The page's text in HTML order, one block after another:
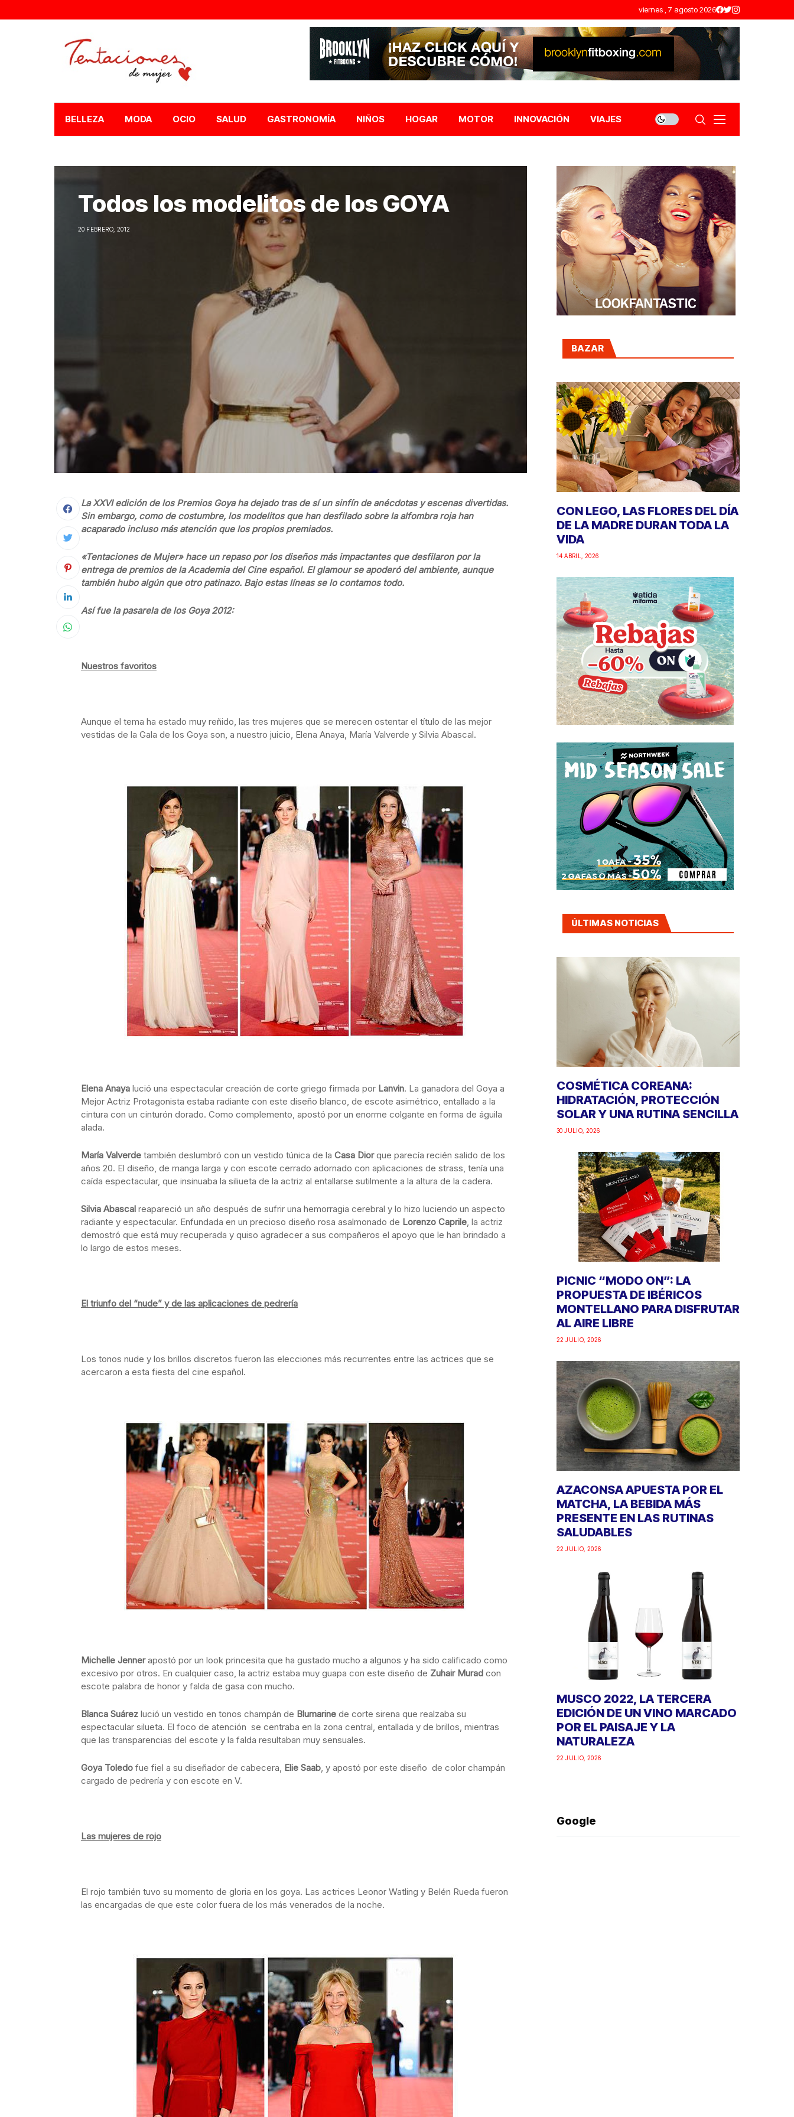
viernes , 7 agosto 2026
BELLEZA MODA OCIO SALUD GASTRONOMÍA NIÑOS HOGAR MOTOR INNOVACIÓN VIAJES
Todos los modelitos de los GOYA
20 FEBRERO, 2012
La XXVI edición de los Premios Goya ha dejado tras de sí un sinfín de anécdotas y escenas divertidas.
Sin embargo, como de costumbre, los modelitos que han desfilado sobre la alfombra roja han
acaparado incluso más atención que los propios premiados.
«Tentaciones de Mujer» hace un repaso por los diseños más impactantes que desfilaron por la
entrega de premios de la Academia del Cine español. El glamour se apoderó del ambiente, aunque
también hubo algún que otro patinazo. Bajo estas líneas se lo contamos todo.
Así fue la pasarela de los Goya 2012:
Nuestros favoritos
Aunque el tema ha estado muy reñido, las tres mujeres que se merecen ostentar el título de las mejor
vestidas de la Gala de los Goya son, a nuestro juicio, Elena Anaya, María Valverde y Silvia Abascal.
Elena Anaya lució una espectacular creación de corte griego firmada por Lanvin. La ganadora del Goya a
Mejor Actriz Protagonista estaba radiante con este diseño blanco, de escote asimétrico, entallado a la
cintura con un cinturón dorado. Como complemento, apostó por un enorme colgante en forma de águila
alada.
María Valverde también deslumbró con un vestido túnica de la Casa Diorque parecía recién salido de los
años 20. El diseño, de manga larga y con escote cerrado adornado con aplicaciones de strass, tenía una
caída espectacular, que insinuaba la siliueta de la actriz al entallarse sutilmente a la altura de la cadera.
Silvia Abascal reapareció un año después de sufrir una hemorragia cerebral y lo hizo luciendo un aspecto
radiante y espectacular. Enfundada en un precioso diseño rosa asalmonado de Lorenzo Caprile, la actriz
demostró que está muy recuperada y quiso agradecer a sus compañeros el apoyo que le han brindado a
lo largo de estos meses.
El triunfo del “nude” y de las aplicaciones de pedrería
Los tonos nude y los brillos discretos fueron las elecciones más recurrentes entre las actrices que se
acercaron a esta fiesta del cine español.
Michelle Jennerapostó por un look princesita que ha gustado mucho a algunos y ha sido calificado como
excesivo por otros. En cualquier caso, la actriz estaba muy guapa con este diseño de Zuhair Murad con
escote palabra de honor y falda de gasa con mucho.
Blanca Suárez lució un vestido en tonos champán de Blumarine de corte sirena que realzaba su
espectacular silueta. El foco de atención se centraba en la zona central, entallada y de brillos, mientras
que las transparencias del escote y la falda resultaban muy sensuales.
Goya Toledo fue fiel a su diseñador de cabecera, Elie Saab, y apostó por este diseño de color champán
cargado de pedrería y con escote en V.
Las mujeres de rojo
El rojo también tuvo su momento de gloria en los goya. Las actrices Leonor Watling y Belén Rueda fueron
las encargadas de que este color fuera de los más venerados de la noche.
BAZAR
CON LEGO, LAS FLORES DEL DÍA
DE LA MADRE DURAN TODA LA
VIDA
14 ABRIL, 2026
ÚLTIMAS NOTICIAS
COSMÉTICA COREANA:
HIDRATACIÓN, PROTECCIÓN
SOLAR Y UNA RUTINA SENCILLA
30 JULIO, 2026
PICNIC “MODO ON”: LA
PROPUESTA DE IBÉRICOS
MONTELLANO PARA DISFRUTAR
AL AIRE LIBRE
22 JULIO, 2026
AZACONSA APUESTA POR EL
MATCHA, LA BEBIDA MÁS
PRESENTE EN LAS RUTINAS
SALUDABLES
22 JULIO, 2026
MUSCO 2022, LA TERCERA
EDICIÓN DE UN VINO MARCADO
POR EL PAISAJE Y LA
NATURALEZA
22 JULIO, 2026
Google